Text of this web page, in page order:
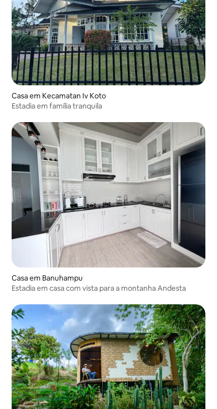
Casa em Kecamatan Iv Koto
Estadia em família tranquila
Casa em Banuhampu
Estadia em casa com vista para a montanha Andesta